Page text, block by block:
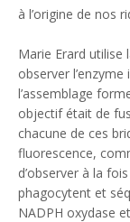
à l’origine de nos
Marie Erard utilise
observer l’enzyme
l’assemblage
objectif était de
chacune de ces
fluorescence,
d’observer à la
phagocytent et
NADPH oxydase